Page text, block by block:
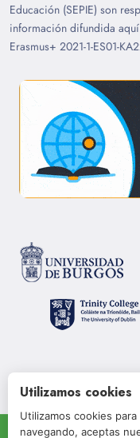
Educación (SEPIE) son
información difundida
Erasmus+ 2021-1-ES01-
Utilizamos cookies
Utilizamos cookies
navegando, aceptas